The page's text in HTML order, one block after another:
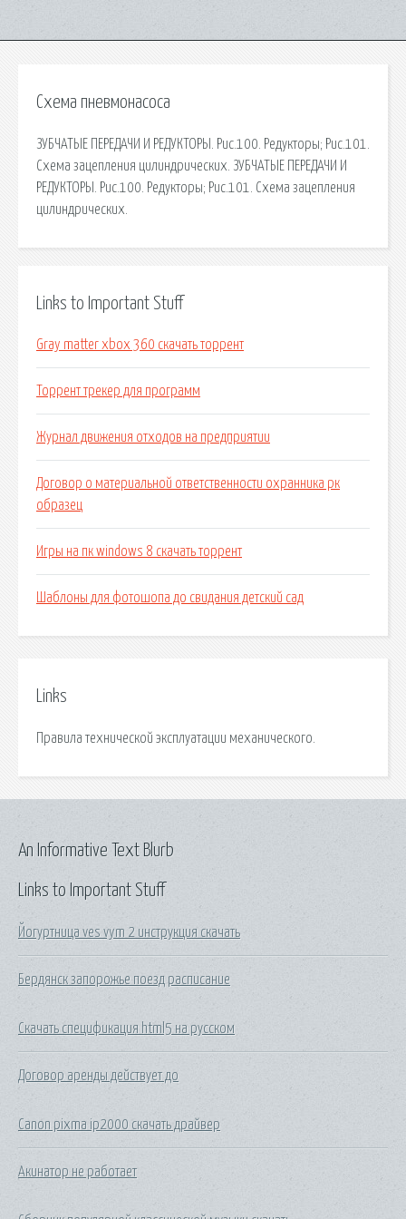
Схема пневмонасоса
ЗУБЧАТЫЕ ПЕРЕДАЧИ И РЕДУКТОРЫ. Рис.100. Редукторы; Рис.101.
Схема зацепления цилиндрических. ЗУБЧАТЫЕ ПЕРЕДАЧИ И
РЕДУКТОРЫ. Рис.100. Редукторы; Рис.101. Схема зацепления
цилиндрических.
Links to Important Stuff
Gray matter xbox 360 скачать торрент
Торрент трекер для программ
Журнал движения отходов на предприятии
Договор о материальной ответственности охранника рк
образец
Игры на пк windows 8 скачать торрент
Шаблоны для фотошопа до свидания детский сад
Links
Правила технической эксплуатации механического.
Links to Important Stuff
Йогуртница ves vym 2 инструкция скачать
Бердянск запорожье поезд расписание
Скачать спецификация html5 на русском
Договор аренды действует до
Canon pixma ip2000 скачать драйвер
Акинатор не работает
An Informative Text Blurb